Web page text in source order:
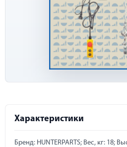
Характеристики
Бренд: HUNTERPARTS; Вес, кг: 18;